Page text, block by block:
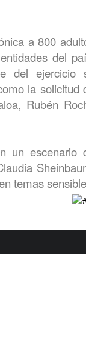
a 800
del
del ejercicio
la solicitud
Rubén
un escenario
temas